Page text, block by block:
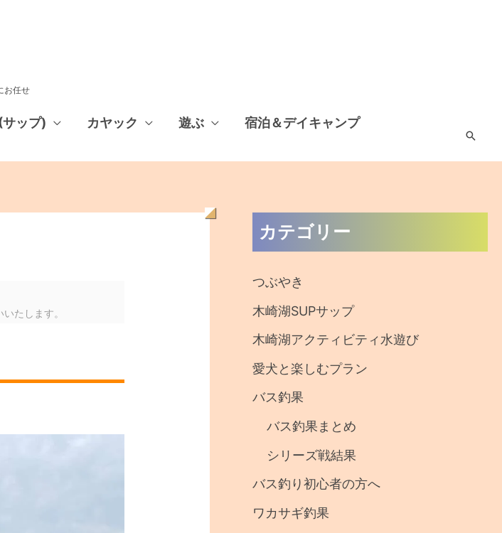
お任せ
ップ) カヤック 遊ぶ
宿泊＆デイキャンプ
検
たします。
カテゴリー
つぶやき
木崎湖SUPサップ
木崎湖アクティビティ水遊び
愛犬と楽しむプラン
バス釣果
バス釣果まとめ
シリーズ戦結果
バス釣り初心者の方へ
ワカサギ釣果
去
の
釣
果